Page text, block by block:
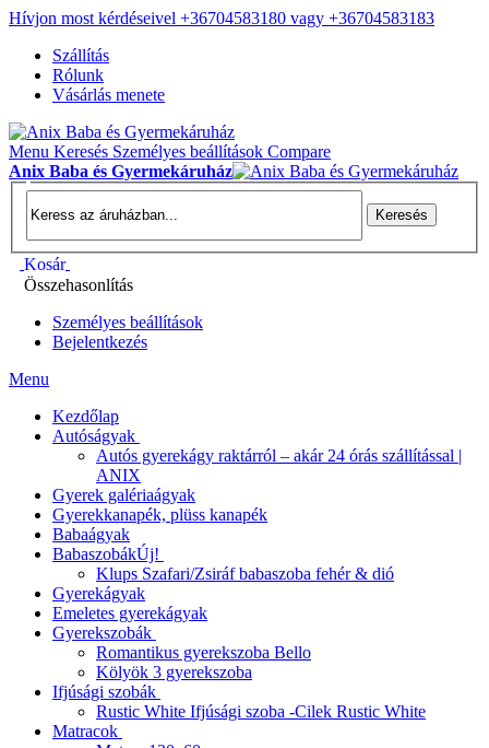
Hívjon most kérdéseivel +36704583180 vagy +36704583183
Szállítás
Rólunk
Vásárlás menete
Menu Keresés Személyes beállítások Compare
Anix Baba és Gyermekáruház
Keresés
Kosár
Összehasonlítás
Személyes beállítások
Bejelentkezés
Menu
Kezdőlap
Autóságyak
Autós gyerekágy raktárról – akár 24 órás szállítással |
ANIX
Gyerek galériaágyak
Gyerekkanapék, plüss kanapék
Babaágyak
BabaszobákÚj!
Klups Szafari/Zsiráf babaszoba fehér & dió
Gyerekágyak
Emeletes gyerekágyak
Gyerekszobák
Romantikus gyerekszoba Bello
Kölyök 3 gyerekszoba
Ifjúsági szobák
Rustic White Ifjúsági szoba -Cilek Rustic White
Matracok